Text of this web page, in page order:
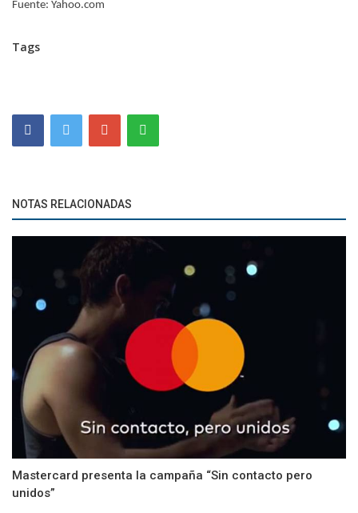
Fuente: Yahoo.com
Tags
NOTAS RELACIONADAS
Mastercard presenta la campaña “Sin contacto pero
unidos”